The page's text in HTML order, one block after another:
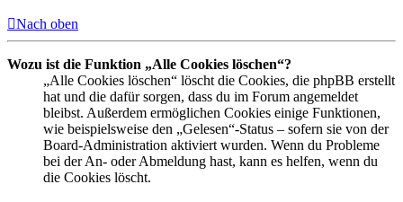
Nach oben
Wozu ist die Funktion „Alle Cookies löschen“?
„Alle Cookies löschen“ löscht die Cookies, die phpBB erstellt
hat und die dafür sorgen, dass du im Forum angemeldet
bleibst. Außerdem ermöglichen Cookies einige Funktionen,
wie beispielsweise den „Gelesen“-Status – sofern sie von der
Board-Administration aktiviert wurden. Wenn du Probleme
bei der An- oder Abmeldung hast, kann es helfen, wenn du
die Cookies löscht.